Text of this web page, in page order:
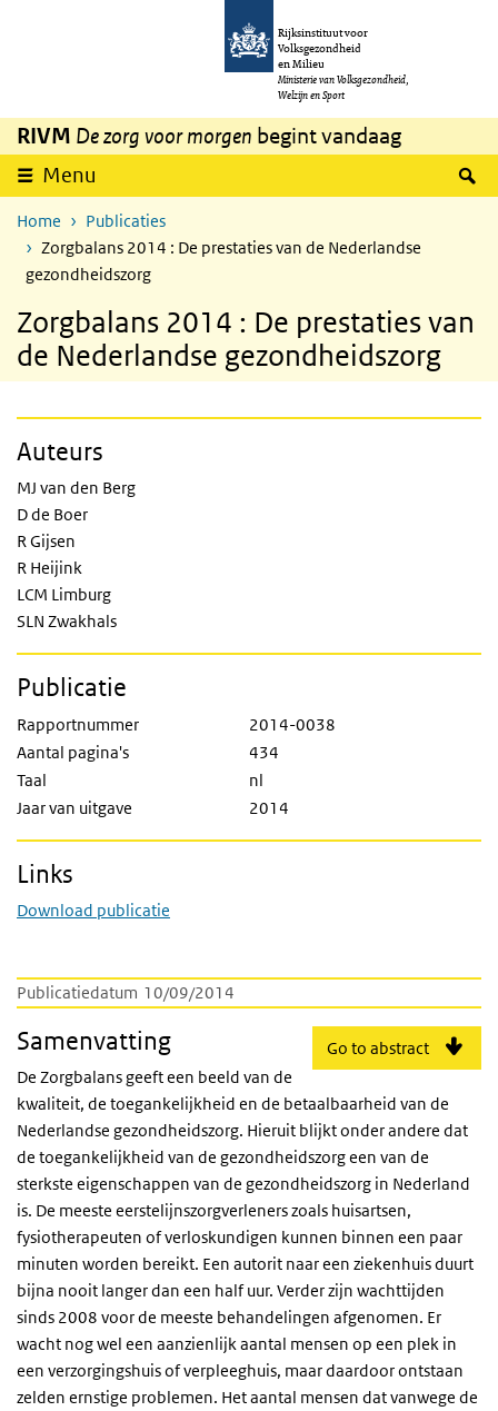
Overslaan en naar de inhoud gaan
Rijksinstituut voor
Volksgezondheid
en Milieu
Ministerie van Volksgezondheid,
Welzijn en Sport
RIVM De zorg voor morgen begint vandaag
Menu
Home
Publicaties
Zorgbalans 2014 : De prestaties van de Nederlandse
gezondheidszorg
Zorgbalans 2014 : De prestaties van
de Nederlandse gezondheidszorg
Publicatiedatum 10/09/2014
Go to abstract
Samenvatting
De Zorgbalans geeft een beeld van de
kwaliteit, de toegankelijkheid en de betaalbaarheid van de
Nederlandse gezondheidszorg. Hieruit blijkt onder andere dat
de toegankelijkheid van de gezondheidszorg een van de
sterkste eigenschappen van de gezondheidszorg in Nederland
is. De meeste eerstelijnszorgverleners zoals huisartsen,
fysiotherapeuten of verloskundigen kunnen binnen een paar
minuten worden bereikt. Een autorit naar een ziekenhuis duurt
bijna nooit langer dan een half uur. Verder zijn wachttijden
sinds 2008 voor de meeste behandelingen afgenomen. Er
wacht nog wel een aanzienlijk aantal mensen op een plek in
een verzorgingshuis of verpleeghuis, maar daardoor ontstaan
zelden ernstige problemen. Het aantal mensen dat vanwege de
Auteurs
MJ van den Berg
D de Boer
R Gijsen
R Heijink
LCM Limburg
SLN Zwakhals
Publicatie
Rapportnummer
2014-0038
Aantal pagina's
434
Taal
nl
Jaar van uitgave
2014
Links
Download publicatie